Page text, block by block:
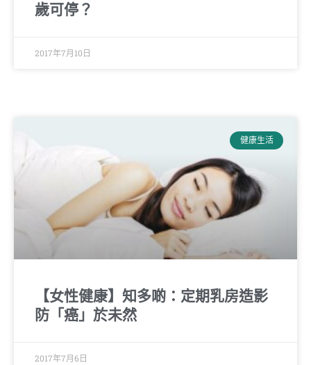
歲可停？
2017年7月10日
健康生活
【女性健康】知多啲：定期乳房造影
防「癌」於未然
2017年7月6日